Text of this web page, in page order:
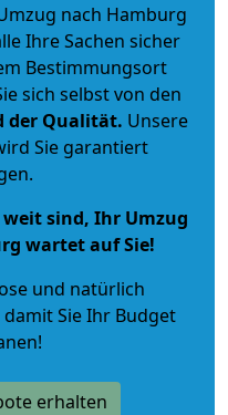
nach Hamburg
Ihre Sachen sicher
Bestimmungsort
sich selbst von den
der Qualität. Unsere
Sie garantiert
weit sind, Ihr Umzug
wartet auf Sie!
und natürlich
damit Sie Ihr Budget
erhalten